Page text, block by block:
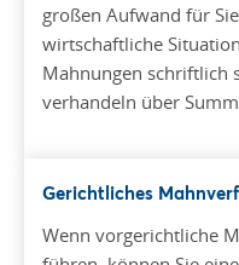
großen Aufwand für
wirtschaftliche
Mahnungen schriftlich
verhandeln über
Gerichtliches
Wenn vorgerichtliche